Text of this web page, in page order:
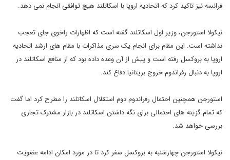
فرانسه نیز تاکید کرد که اتحادیه اروپا با اسکاتلند هیچ توافقی انجام نمی دهد.
نیکولا استورجن، وزیر اول اسکاتلند گفته است که اظهارات راخوی جای تعجب
نداشته است. این مقام برای انجام یک سری مذاکرات با مقام های ارشد اتحادیه
اروپا به بروکسل رفته است و پیش از آن وعده داده بود که از منافع اسکاتلند در
اروپا به دنبال رفراندوم خروج بریتانیا دفاع کند.
استورجن همچنین احتمال رفراندوم دوم استقلال اسکاتلند را مطرح کرد اما گفت
که تمام گزینه های احتمالی برای نگه داشتن اسکاتلند در بازار مشترک تجاری
بررسی خواهد شد.
نیکولا استورجن چهارشنبه به بروکسل سفر کرد تا در مورد امکان ادامه عضویت